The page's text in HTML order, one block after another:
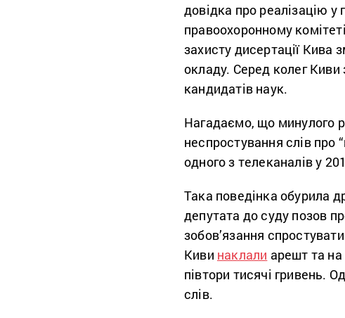
довідка про реалізацію у
правоохоронному
захисту дисертації Кива
окладу. Серед колег
кандидатів наук.
Нагадаємо, що минулого
неспростування слів про
одного з телеканалів у
Така поведінка обурила
депутата до суду позов
зобов’язання
Киви наклали арешт та
півтори тисячі гривень.
слів.